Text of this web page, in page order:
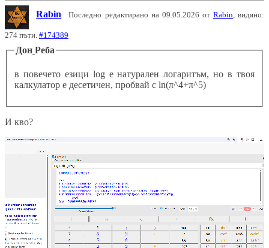
Rabin Последно редактирано на 09.05.2026 от Rabin , видяно:
274 пъти. #174389
Дон Реба
в повечето езици log е натурален логаритъм, но в твоя
калкулатор е десетичен, пробвай с ln(π^4+π^5)
И кво?